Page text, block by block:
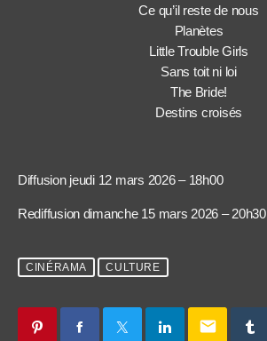
Ce qu’il reste de nous
Planètes
Little Trouble Girls
Sans toit ni loi
The Bride!
Destins croisés
Diffusion jeudi 12 mars 2026 – 18h00
Rediffusion dimanche 15 mars 2026 – 20h30
CINÉRAMA CULTURE
email